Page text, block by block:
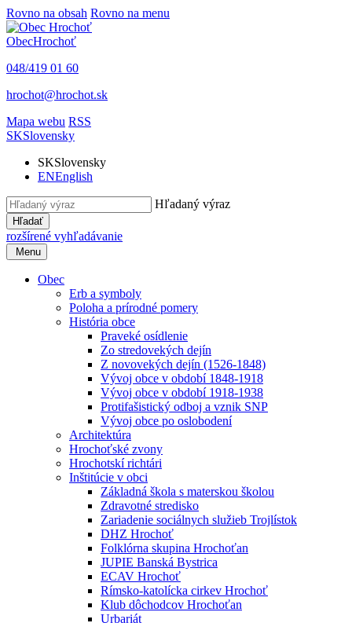
Rovno na obsah Rovno na menu
ObecHrochoť
048/419 01 60
hrochot@hrochot.sk
Mapa webu RSS
SKSlovensky
SKSlovensky
ENEnglish
Hľadaný výraz
Hľadať
rozšírené vyhľadávanie
Menu
Obec
Erb a symboly
Poloha a prírodné pomery
História obce
Praveké osídlenie
Zo stredovekých dejín
Z novovekých dejín (1526-1848)
Vývoj obce v období 1848-1918
Vývoj obce v období 1918-1938
Protifašistický odboj a vznik SNP
Vývoj obce po oslobodení
Architektúra
Hrochoťské zvony
Hrochotskí richtári
Inštitúcie v obci
Základná škola s materskou školou
Zdravotné stredisko
Zariadenie sociálnych služieb Trojlístok
DHZ Hrochoť
Folklórna skupina Hrochoťan
JUPIE Banská Bystrica
ECAV Hrochoť
Rímsko-katolícka cirkev Hrochoť
Klub dôchodcov Hrochoťan
Urbariát